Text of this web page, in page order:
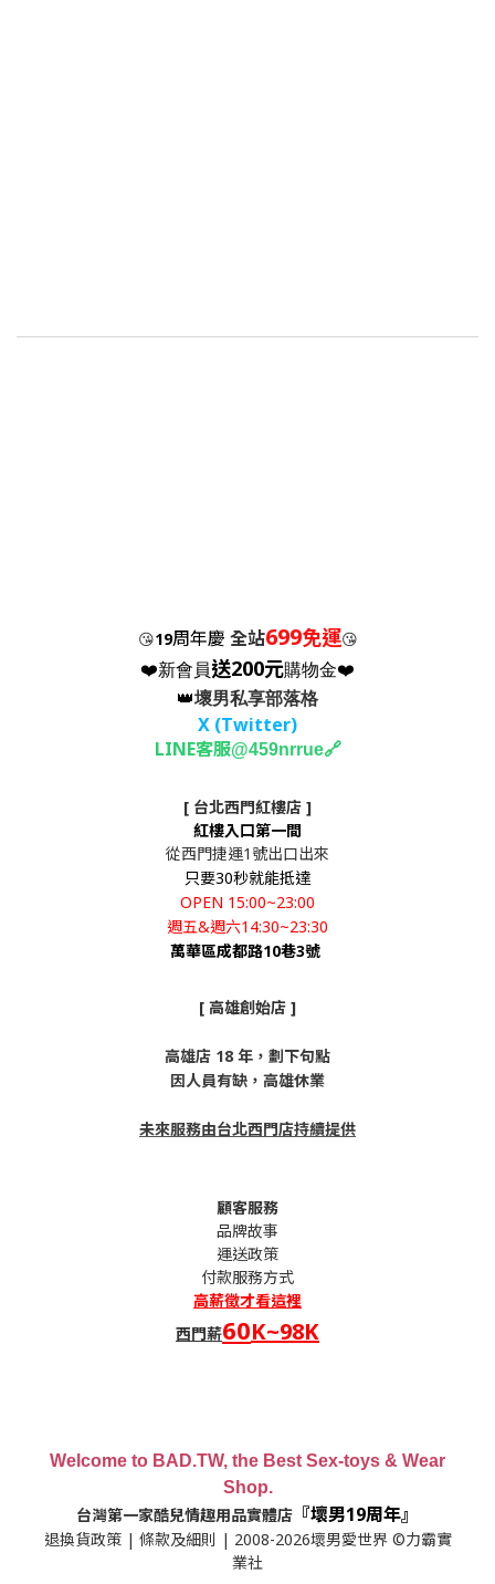
😘19周年慶 全站699免運😘
❤️新會員送200元購物金❤️
👑壞男私享部落格
X (Twitter)
LINE客服@459nrrue🔗
[ 台北西門紅樓店 ]
紅樓入口第一間
從西門捷運1號出口出來
只要30秒就能抵達
OPEN 15:00~23:00
週五&週六14:30~23:30
萬華區成都路10巷3號
[ 高雄創始店 ]
高雄店 18 年，劃下句點
因人員有缺，高雄休業
未來服務由台北西門店持續提供
顧客服務
品牌故事
運送政策
付款服務方式
高薪徵才看這裡
西門薪60K~98K
Welcome to BAD.TW, the Best Sex-toys & Wear
Shop.
台灣第一家酷兒情趣用品實體店 『壞男19周年』
退換貨政策| 條款及細則 | 2008-2026壞男愛世界 ©力霸實
業社